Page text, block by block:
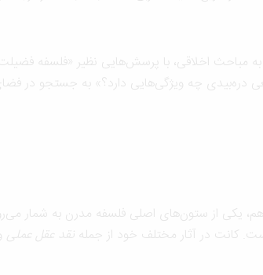
مباحث اخلاقی، با پرسش‌هایی نظیر «فلسفه فضیلت
دره‌بیدی چه ویژگی‌هایی دارد؟» به جستجو در
کانت در آثار مختلف خود از جمله نقد عقل عملی و